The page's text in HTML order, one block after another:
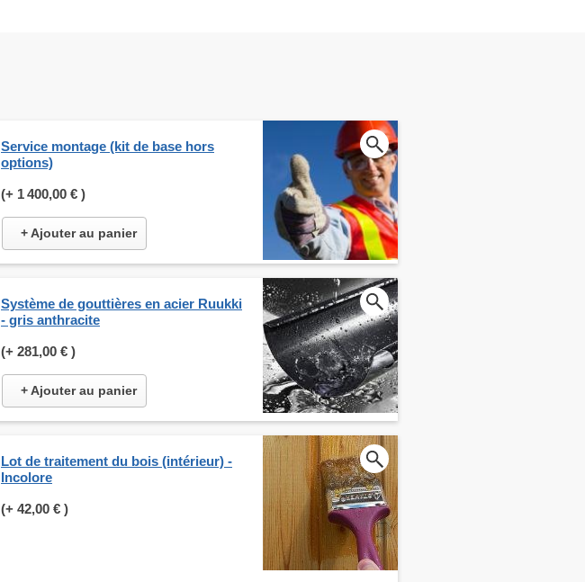
Service montage (kit de base hors
options)
(+ 1 400,00 € )
+ Ajouter au panier
Système de gouttières en acier Ruukki
- gris anthracite
(+ 281,00 € )
+ Ajouter au panier
Lot de traitement du bois (intérieur) -
Incolore
(+ 42,00 € )